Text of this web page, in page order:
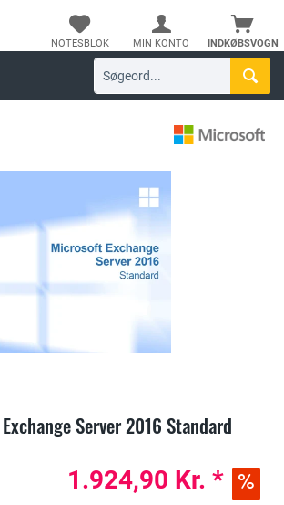
INDKØBSVOGN
NOTESBLOK MIN KONTO
Server 2016 Standard
1.924,90 Kr. *